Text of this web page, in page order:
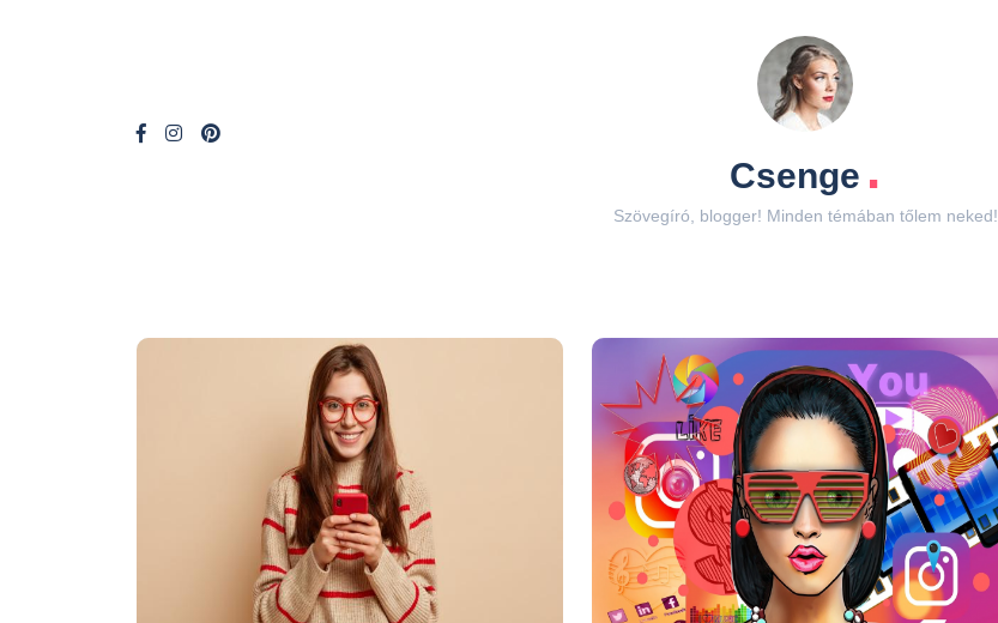
Csenge .
Szövegíró, blogger! Minden témában tőlem neked!